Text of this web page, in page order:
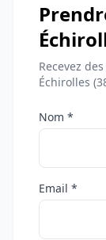
Recevez
Échirolles
Nom *
Email *